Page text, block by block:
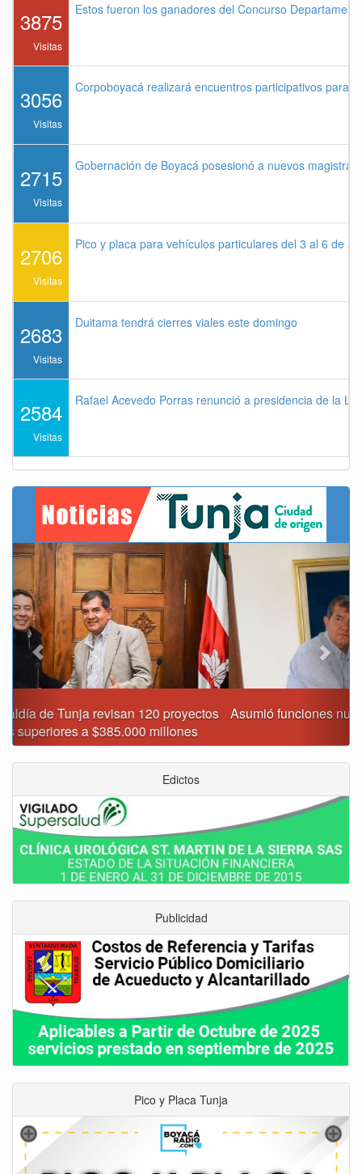
3875
Visitas
Estos fueron los ganadores del Concurso
3056
Visitas
Corpoboyacá realizará encuentros participativos para
2715
Visitas
Gobernación de Boyacá posesionó a nuevos
2706
Visitas
Pico y placa para vehículos particulares del 3 al 6 de
2683
Visitas
Duitama tendrá cierres viales este domingo
2584
Visitas
Rafael Acevedo Porras renunció a presidencia de la
Asumió funciones nuevo secretario de Medio Ambiente de
Tunja
Previous Next
Edictos
Publicidad
Pico y Placa Tunja